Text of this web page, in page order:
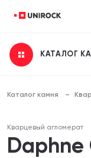
КАТАЛОГ
Каталог камня
Кварцевый агломерат
Daphne
Получить
Заказать